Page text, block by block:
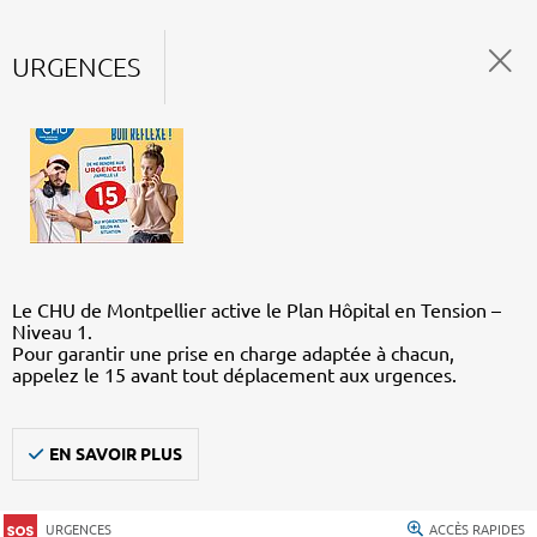
URGENCES
Le CHU de Montpellier active le Plan Hôpital en Tension –
Niveau 1.
Pour garantir une prise en charge adaptée à chacun,
appelez le 15 avant tout déplacement aux urgences.
EN SAVOIR PLUS
URGENCES ACCÈS RAPIDES